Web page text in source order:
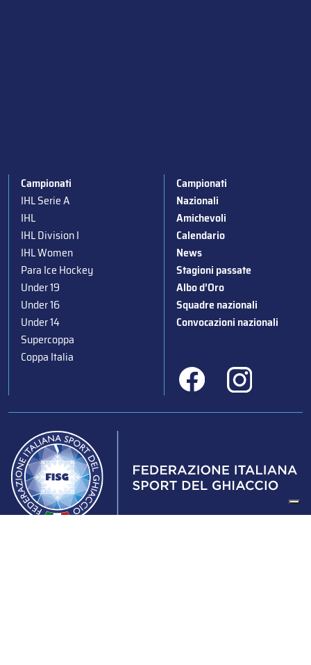
Campionati
IHL Serie A
IHL
IHL Division I
IHL Women
Para Ice Hockey
Under 19
Under 16
Under 14
Supercoppa
Coppa Italia
Campionati
Nazionali
Amichevoli
Calendario
News
Stagioni passate
Albo d’Oro
Squadre nazionali
Convocazioni nazionali